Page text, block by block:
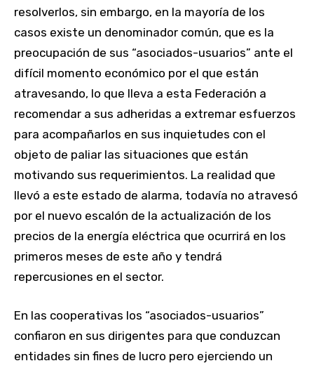
resolverlos, sin embargo, en la mayoría de los
casos existe un denominador común, que es la
preocupación de sus “asociados-usuarios” ante el
difícil momento económico por el que están
atravesando, lo que lleva a esta Federación a
recomendar a sus adheridas a extremar esfuerzos
para acompañarlos en sus inquietudes con el
objeto de paliar las situaciones que están
motivando sus requerimientos. La realidad que
llevó a este estado de alarma, todavía no atravesó
por el nuevo escalón de la actualización de los
precios de la energía eléctrica que ocurrirá en los
primeros meses de este año y tendrá
repercusiones en el sector.
En las cooperativas los “asociados-usuarios”
confiaron en sus dirigentes para que conduzcan
entidades sin fines de lucro pero ejerciendo un